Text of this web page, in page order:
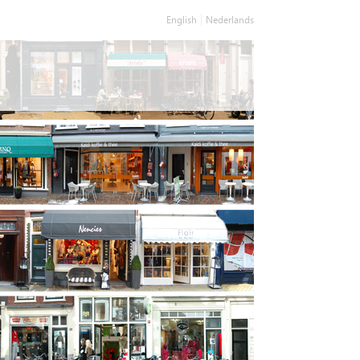
English Nederlands